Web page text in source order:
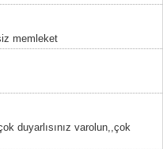
memleket
duyarlısınız varolun,,çok